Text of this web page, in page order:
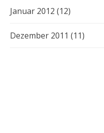
Januar 2012 (12)
Dezember 2011 (11)